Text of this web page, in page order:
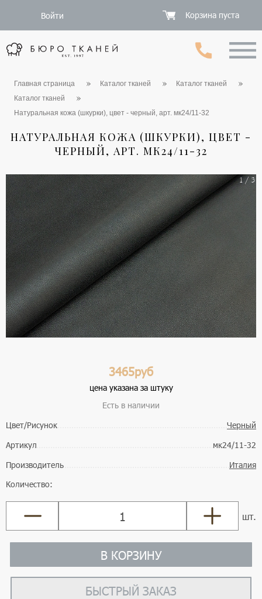
Войти Корзина пуста
Главная страница Каталог тканей
Каталог тканей
Каталог тканей
Натуральная кожа (шкурки), цвет - черный, арт. мк24/11-32
НАТУРАЛЬНАЯ КОЖА (ШКУРКИ), ЦВЕТ -
ЧЕРНЫЙ, АРТ. МК24/11-32
1 / 3
3465руб
цена указана за штуку
Есть в наличии
Цвет/Рисунок
Черный
Артикул
мк24/11-32
Производитель
Италия
Количество:
шт.
В КОРЗИНУ
БЫСТРЫЙ ЗАКАЗ